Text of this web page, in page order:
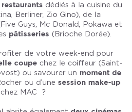
restaurants dédiés à la cuisine du
Berliner, Zio Gino), de la
Guys, Mc Donald, Pokawa et
pâtisseries (Brioche Dorée).
de votre week-end pour
coupe chez le coiffeur (Saint-
ou savourer un moment de
ou d’une session make-up
chez MAC ?